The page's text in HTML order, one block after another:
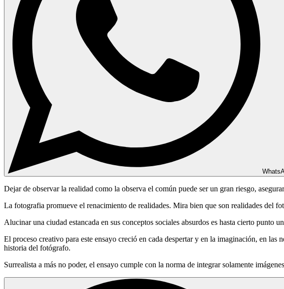
Dejar de observar la realidad como la observa el común puede ser un gran riesgo,
La fotografia promueve el renacimiento de realidades. Mira bien que son realidades del
Alucinar una ciudad estancada en sus conceptos sociales absurdos es hasta cierto punto
El proceso creativo para este ensayo creció en cada despertar y en la imaginación, en
historia del fotógrafo.
Surrealista a más no poder, el ensayo cumple con la norma de integrar solamente